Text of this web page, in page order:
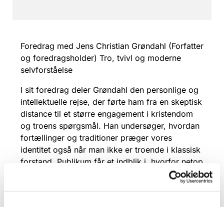
Foredrag med Jens Christian Grøndahl (Forfatter
og foredragsholder) Tro, tvivl og moderne
selvforståelse
I sit foredrag deler Grøndahl den personlige og
intellektuelle rejse, der førte ham fra en skeptisk
distance til et større engagement i kristendom
og troens spørgsmål. Han undersøger, hvordan
fortællinger og traditioner præger vores
identitet også når man ikke er troende i klassisk
forstand. Publikum får et indblik i, hvorfor netop
troens sprog og symboler fortsat spiller en rolle